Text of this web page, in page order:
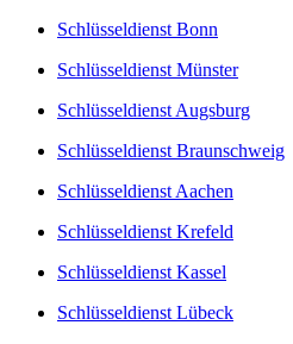
Schlüsseldienst Bonn
Schlüsseldienst Münster
Schlüsseldienst Augsburg
Schlüsseldienst Braunschweig
Schlüsseldienst Aachen
Schlüsseldienst Krefeld
Schlüsseldienst Kassel
Schlüsseldienst Lübeck